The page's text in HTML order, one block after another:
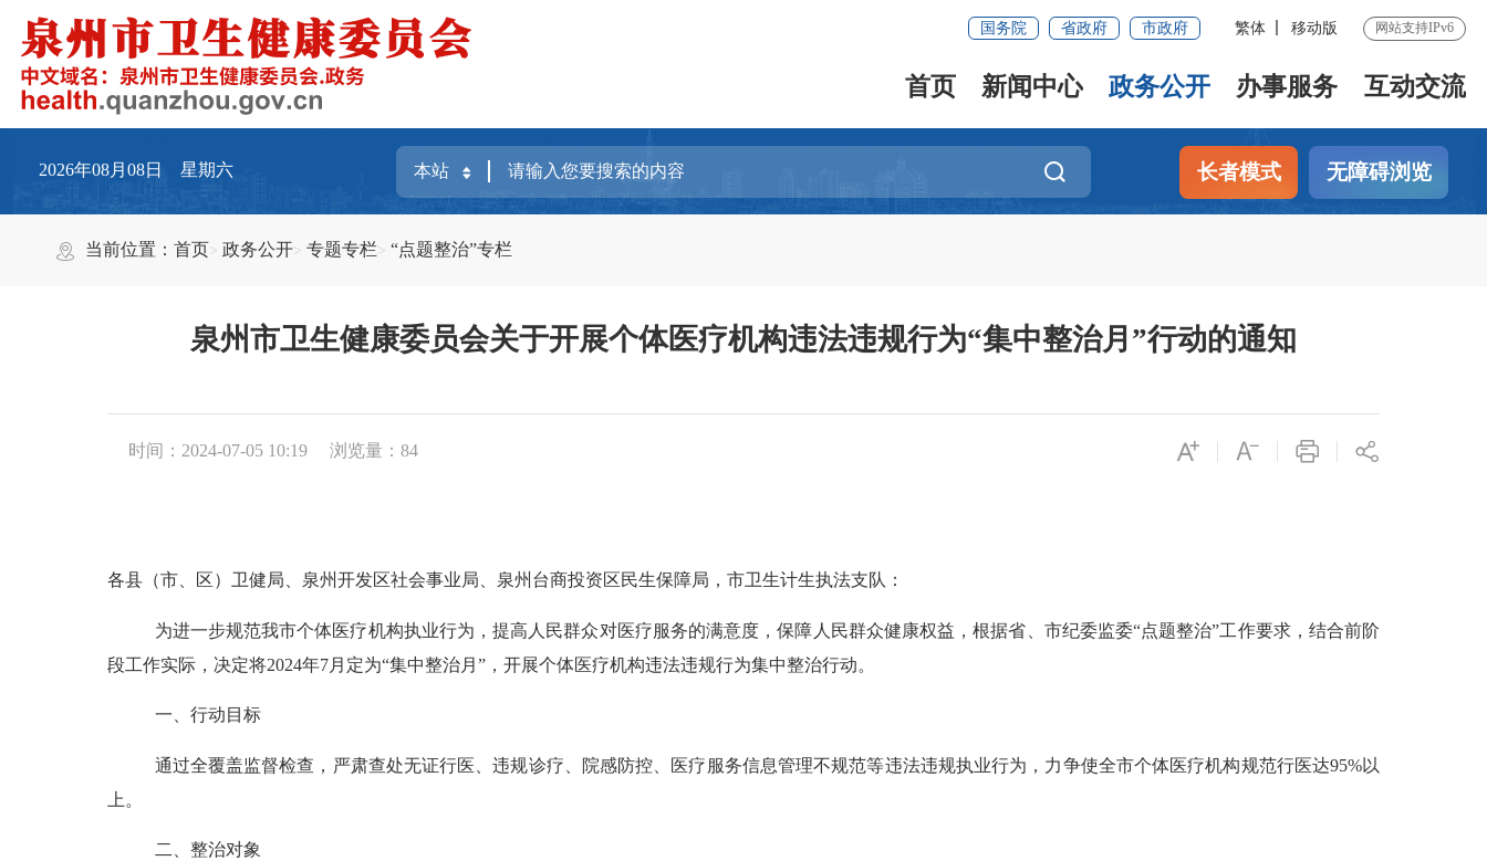
国务院 省政府 市政府 繁体 移动版 网站支持IPv6
首页 新闻中心 政务公开 办事服务 互动交流
2026年08月08日 星期六 长者模式 无障碍浏览
当前位置：首页 政务公开 专题专栏 “点题整治”专栏
泉州市卫生健康委员会关于开展个体医疗机构违法违规行为“集中整治月”行动的通知
时间：2024-07-05 10:19 浏览量： 84
各县（市、区）卫健局、泉州开发区社会事业局、泉州台商投资区民生保障局，市卫生计生执法支队：
为进一步规范我市个体医疗机构执业行为，提高人民群众对医疗服务的满意度，保障人民群众健康权益，根据省、市纪委监委“点题整治”工作要求， 结合前阶
段工作实际，决定将2024年7月定为“集中整治月”，开展个体医疗机构违法违规行为集中整治行动。
一、 行动 目标
通过全覆盖监督检查，严肃查处无证行医、违规诊疗、院感防控、医疗服务信息管理不规范等违法违规执业行为，力争使全市个体医疗机构规范行医达95%以
上。
二 整治对象